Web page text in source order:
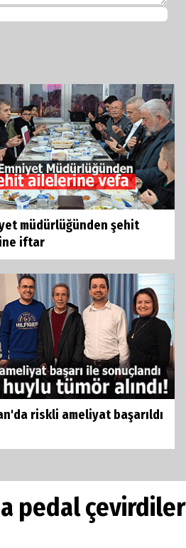
müdürlüğünden şehit
iftar
riskli ameliyat başarıldı
pedal çevirdiler